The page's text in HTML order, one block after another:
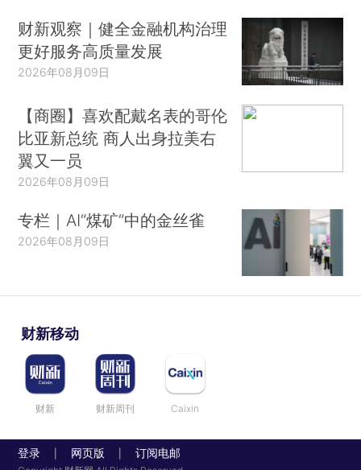
财新观察｜健全金融机构治理
更好服务高质量发展
2026年08月09日
【商圈】喜欢配戴名表的哥伦
比亚新总统 商人出身拉美右
翼又一员
2026年08月09日
专栏｜AI“煤矿”中的金丝雀
2026年08月09日
财新移动
财新 财新周刊 Caixin
登录 网页版 订阅电邮